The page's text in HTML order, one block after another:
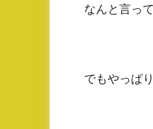
なんと言っ
でもやっぱ